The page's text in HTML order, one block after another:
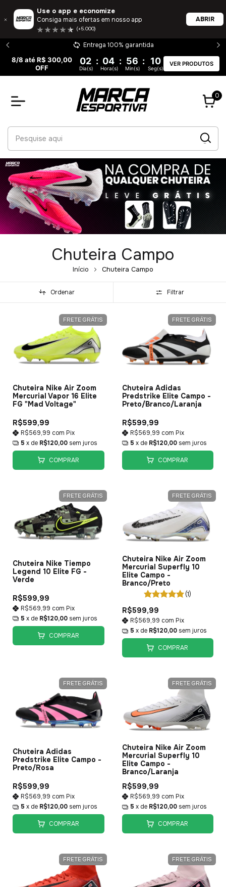
Use o app e economize
Consiga mais ofertas em nosso app
(+5.000)
ABRIR
Entrega 100% garantida
8/8 até R$ 300,00
OFF
02 : 04 : 56 : 09
Dia(s) Hora(s) Min(s) Seg(s)
VER PRODUTOS
0
Chuteira Campo
Início Chuteira Campo
Ordenar Filtrar
FRETE GRÁTIS
Chuteira Nike Air Zoom
Mercurial Vapor 16 Elite
FG "Mad Voltage"
R$599,99
R$569,99 com Pix
5 x de R$120,00 sem juros
COMPRAR
FRETE GRÁTIS
Chuteira Adidas
Predstrike Elite Campo -
Preto/Branco/Laranja
R$599,99
R$569,99 com Pix
5 x de R$120,00 sem juros
COMPRAR
FRETE GRÁTIS
Chuteira Nike Tiempo
Legend 10 Elite FG -
Verde
R$599,99
R$569,99 com Pix
5 x de R$120,00 sem juros
COMPRAR
FRETE GRÁTIS
Chuteira Nike Air Zoom
Mercurial Superfly 10
Elite Campo -
Branco/Preto
(1)
R$599,99
R$569,99 com Pix
5 x de R$120,00 sem juros
COMPRAR
FRETE GRÁTIS
Chuteira Adidas
Predstrike Elite Campo -
Preto/Rosa
R$599,99
R$569,99 com Pix
5 x de R$120,00 sem juros
COMPRAR
FRETE GRÁTIS
Chuteira Nike Air Zoom
Mercurial Superfly 10
Elite Campo -
Branco/Laranja
R$599,99
R$569,99 com Pix
5 x de R$120,00 sem juros
COMPRAR
FRETE GRÁTIS FRETE GRÁTIS